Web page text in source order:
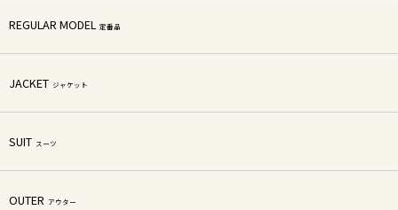
REGULAR MODEL 定番品
JACKET ジャケット
SUIT スーツ
OUTER アウター